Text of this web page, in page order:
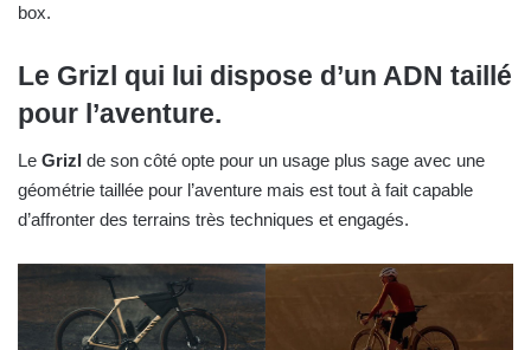
box.
Le Grizl qui lui dispose d’un ADN taillé
pour l’aventure.
Le Grizl de son côté opte pour un usage plus sage avec une
géométrie taillée pour l’aventure mais est tout à fait capable
d’affronter des terrains très techniques et engagés.